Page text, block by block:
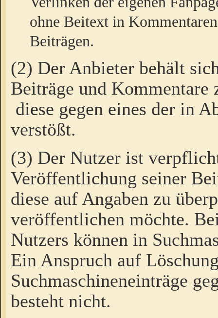
ohne Beitext in
Beiträgen.
(2) Der Anbieter behält
Beiträge und Kommentare
diese gegen eines der in
verstößt.
(3) Der Nutzer ist
Veröffentlichung seiner
diese auf Angaben zu
veröffentlichen möchte.
Nutzers können in
Ein Anspruch auf
Suchmaschineneinträge
besteht nicht.